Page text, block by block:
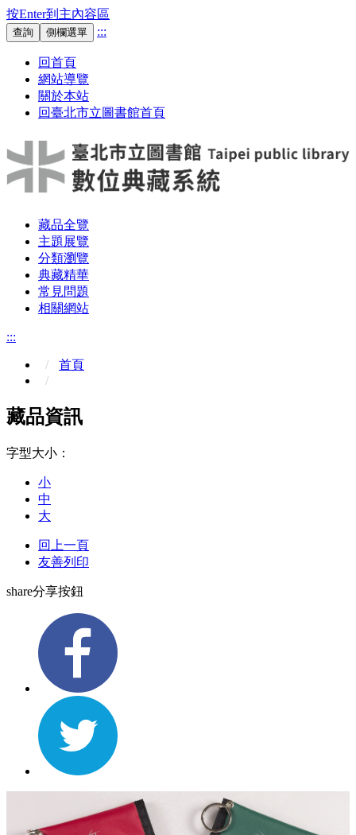
按Enter到主內容區
查詢 側欄選單 :::
回首頁
網站導覽
關於本站
回臺北市立圖書館首頁
藏品全覽
主題展覽
分類瀏覽
典藏精華
常見問題
相關網站
:::
首頁
藏品資訊
字型大小：
小
中
大
回上一頁
友善列印
share分享按鈕